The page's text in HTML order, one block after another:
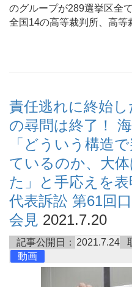
のグループが289選挙区全
全国14の高等裁判所、高等
責任逃れに終始
の尋問は終了！
「どういう構造
ているのか、大
た」と手応えを
代表訴訟 第61回
会見 2021.7.20
記事公開日： 2021.7.24
動画